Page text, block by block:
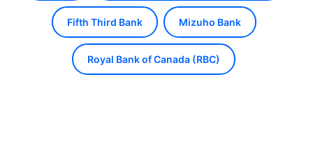
Fifth Third Bank Mizuho Bank
Royal Bank of Canada (RBC)